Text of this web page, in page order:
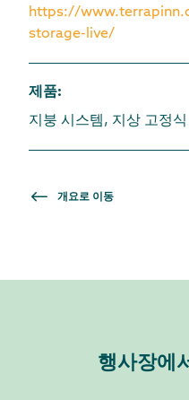
https://
storage-live/
제품:
지붕 시스템, 지상 고정
개요로 이동
행사장에